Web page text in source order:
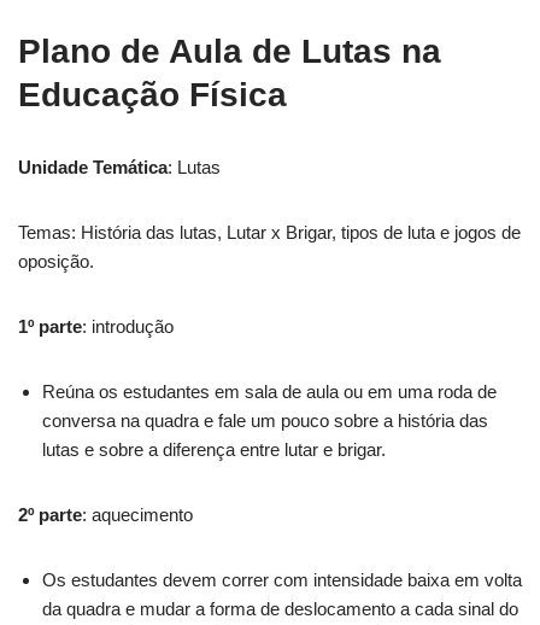
Plano de Aula de Lutas na
Educação Física
Unidade Temática: Lutas
Temas: História das lutas, Lutar x Brigar, tipos de luta e jogos de
oposição.
1º parte: introdução
Reúna os estudantes em sala de aula ou em uma roda de
conversa na quadra e fale um pouco sobre a história das
lutas e sobre a diferença entre lutar e brigar.
2º parte: aquecimento
Os estudantes devem correr com intensidade baixa em volta
da quadra e mudar a forma de deslocamento a cada sinal do